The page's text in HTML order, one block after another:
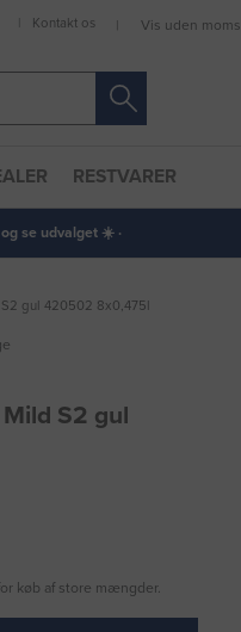
Kontakt os Vis uden moms
RESTVARER
se udvalget ☀️ ·
gul 420502 8x0,475l
S2 gul
køb af store mængder.